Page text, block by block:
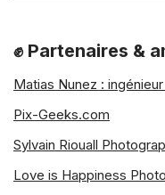
✊ Partenaires &
Matias Nunez :
Pix-Geeks.com
Sylvain Riouall
Love is Happiness